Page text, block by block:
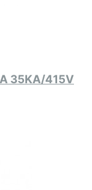
35KA/415V